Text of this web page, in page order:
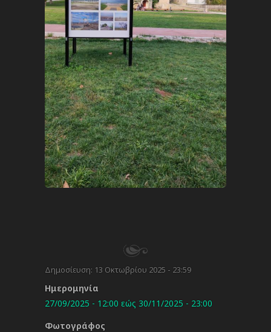
Δημοσίευση: 13 Οκτωβρίου 2025 - 23:59
Ημερομηνία
27/09/2025 - 12:00 εώς 30/11/2025 - 23:00
Φωτογράφος